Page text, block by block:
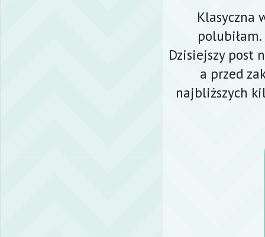
Klasyczna
Dzisiejszy post
a przed
najbliższych